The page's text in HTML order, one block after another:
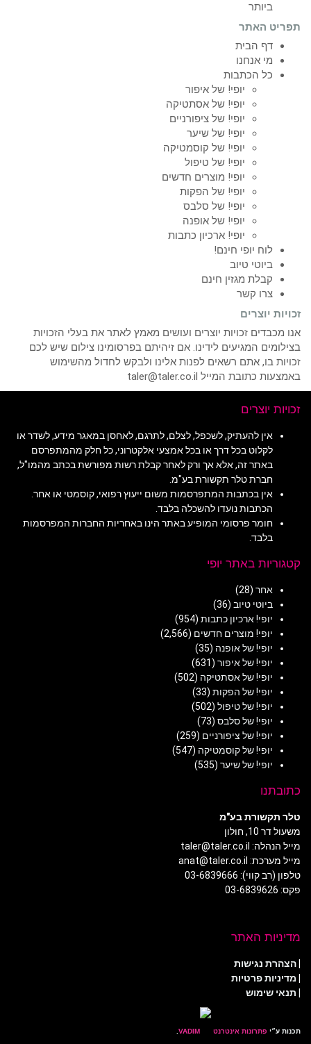
ביותר
תפריט האתר
דף הבית
מי אנחנו
כל הכתבות
יופי! של איפור
יופי! של אסתטיקה
יופי! של ציפורניים
יופי! של שיער
יופי! של קוסמטיקה
יופי! של טיפול
יופי! מוצרים חדשים
יופי! של הפקות
יופי! של סלבס
יופי! של אופנה
יופי! ארכיון כתבות
לוח יופי חינם!
ביוטי טיוב
קבלת מגזין חינם
צרו קשר
זכויות יוצרים
אנו מכבדים זכויות יוצרים ועושים מאמץ לאתר את בעלי הזכויות
בצילומים המגיעים לידינו. אם זיהיתם בפרסומינו צילום שיש לכם
זכויות בו, אתם רשאים לפנות אלינו ולבקש לחדול מהשימוש
באמצעות כתובת המייל taler@taler.co.il
זכויות יוצרים
אין להעתיק, לשכפל, לצלם, לתרגם, לאחסן במאגר מידע, לשדר או
לקלוט בכל דרך או בכל אמצעי אלקטרוני, כל חלק מהמתפרסם
באתר זה, אלא אך ורק לאחר קבלת רשות מפורשת בכתב מהמו"ל,
חברת טלר תקשורת בע"מ.
אין בכתבות המתפרסמות משום ייעוץ רפואי, קוסמטי או אחר.
הכתבות נועדו להשכלה בלבד.
חומר פרסומי המופיע באתר הינו באחריות החברות המפרסמות
בלבד.
קטגוריות באתר יופי
אחר (28)
ביוטי טיוב (36)
יופי! ארכיון כתבות (954)
יופי! מוצרים חדשים (2,566)
יופי! של אופנה (35)
יופי! של איפור (631)
יופי! של אסתטיקה (502)
יופי! של הפקות (33)
יופי! של טיפול (502)
יופי! של סלבס (73)
יופי! של ציפורניים (259)
יופי! של קוסמטיקה (547)
יופי! של שיער (535)
כתובתנו
טלר תקשורת בע"מ
משעול דר 10, חולון
מייל הנהלה: taler@taler.co.il
מייל מערכת: anat@taler.co.il
טלפון (רב קווי): 03-6839666
פקס: 03-6839626
מדיניות האתר
הצהרת נגישות
מדיניות פרטיות
| תנאי שימוש
תכנות ע״י פתרונות אינטרנט